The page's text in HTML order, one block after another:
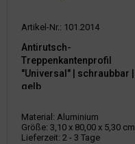
Artikel-Nr.: 101.2014
Antirutsch-
Treppenkantenprofil
"Universal" | schraubbar |
gelb
Material: Aluminium
Größe: 3,10 x 80,00 x 5,30 cm
Lieferzeit: 2 - 3 Tage